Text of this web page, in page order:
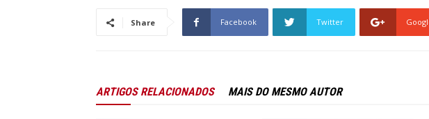
Share Facebook Twitter
ARTIGOS RELACIONADOS MAIS DO MESMO AUTOR